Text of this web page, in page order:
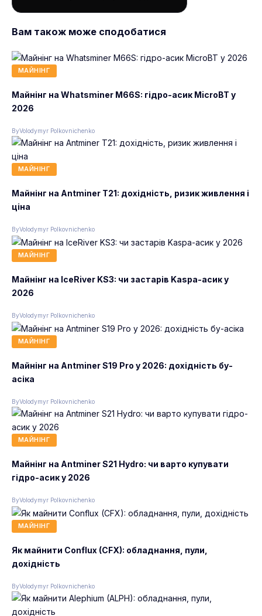
Вам також може сподобатися
МАЙНІНГ
Майнінг на Whatsminer M66S: гідро-асик MicroBT у
2026
ByVolodymyr Polkovnichenko
МАЙНІНГ
Майнінг на Antminer T21: дохідність, ризик живлення і
ціна
ByVolodymyr Polkovnichenko
МАЙНІНГ
Майнінг на IceRiver KS3: чи застарів Kaspa-асик у
2026
ByVolodymyr Polkovnichenko
МАЙНІНГ
Майнінг на Antminer S19 Pro у 2026: дохідність бу-
асіка
ByVolodymyr Polkovnichenko
МАЙНІНГ
Майнінг на Antminer S21 Hydro: чи варто купувати
гідро-асик у 2026
ByVolodymyr Polkovnichenko
МАЙНІНГ
Як майнити Conflux (CFX): обладнання, пули,
дохідність
ByVolodymyr Polkovnichenko